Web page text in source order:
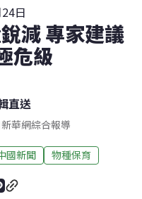
日
減 專家建議
危級
直送
華網綜合報導
國新聞 物種保育